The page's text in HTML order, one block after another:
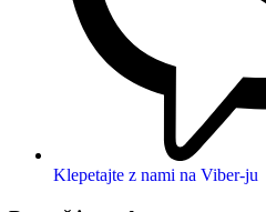
Klepetajte z nami na Viber-ju